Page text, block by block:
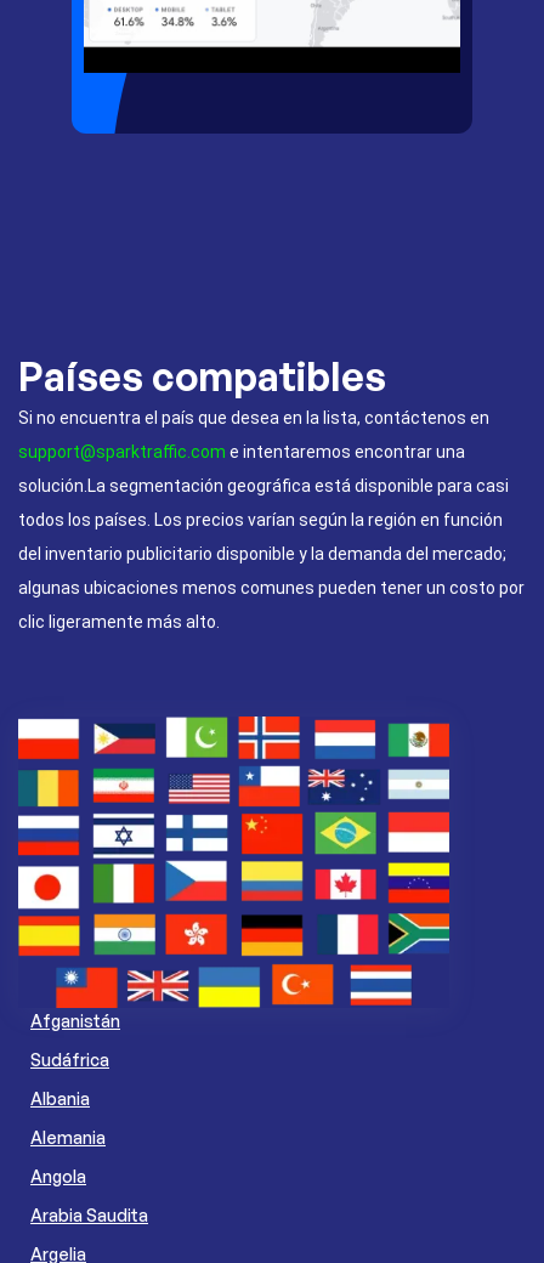
Países compatibles
Si no encuentra el país que desea en la lista, contáctenos en
support@sparktraffic.com e intentaremos encontrar una
solución.La segmentación geográfica está disponible para casi
todos los países. Los precios varían según la región en función
del inventario publicitario disponible y la demanda del mercado;
algunas ubicaciones menos comunes pueden tener un costo por
clic ligeramente más alto.
Afganistán
Sudáfrica
Albania
Alemania
Angola
Arabia Saudita
Argelia